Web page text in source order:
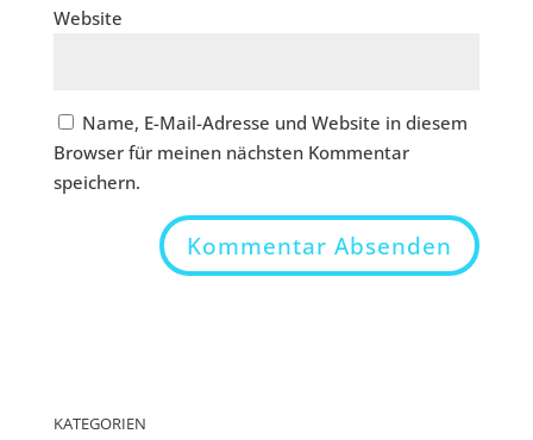
Website
Name, E-Mail-Adresse und Website in diesem
Browser für meinen nächsten Kommentar
speichern.
KATEGORIEN